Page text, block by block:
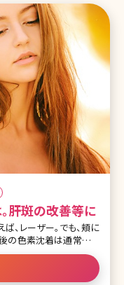
肝斑の改善等に
、レーザー。でも、頬に
の色素沈着は通常のシ
しまう可能性がありま
色の悩みを改善してくれ
す。レーザートーニング